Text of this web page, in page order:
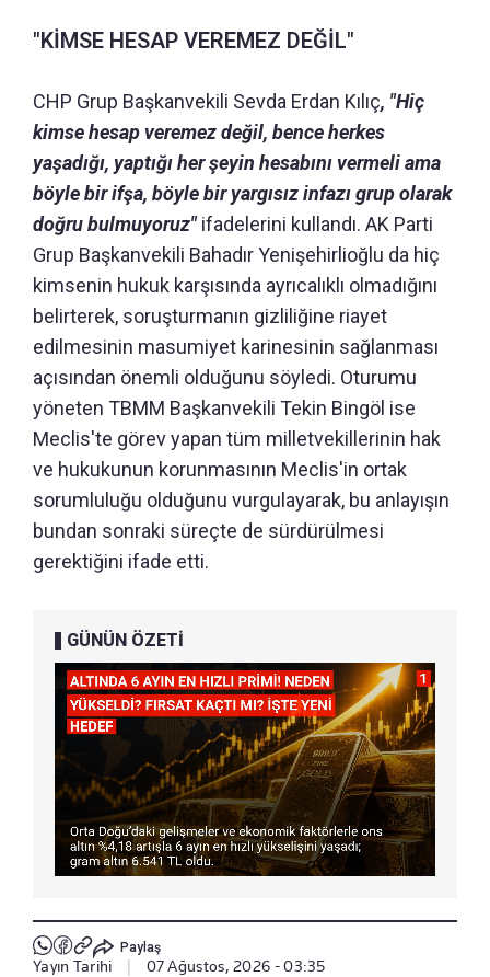
"KİMSE HESAP VEREMEZ DEĞİL"
CHP Grup Başkanvekili Sevda Erdan Kılıç, "Hiç
kimse hesap veremez değil, bence herkes
yaşadığı, yaptığı her şeyin hesabını vermeli ama
böyle bir ifşa, böyle bir yargısız infazı grup olarak
doğru bulmuyoruz"ifadelerini kullandı. AK Parti
Grup Başkanvekili Bahadır Yenişehirlioğlu da hiç
kimsenin hukuk karşısında ayrıcalıklı olmadığını
belirterek, soruşturmanın gizliliğine riayet
edilmesinin masumiyet karinesinin sağlanması
açısından önemli olduğunu söyledi. Oturumu
yöneten TBMM Başkanvekili Tekin Bingöl ise
Meclis'te görev yapan tüm milletvekillerinin hak
ve hukukunun korunmasının Meclis'in ortak
sorumluluğu olduğunu vurgulayarak, bu anlayışın
bundan sonraki süreçte de sürdürülmesi
gerektiğini ifade etti.
GÜNÜN ÖZETİ
Paylaş
Yayın Tarihi 07 Ağustos, 2026 - 03:35